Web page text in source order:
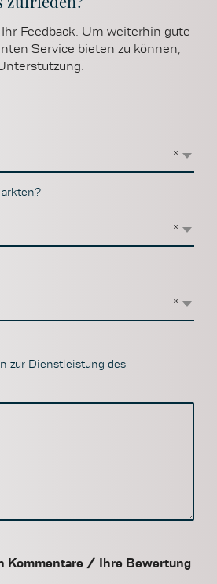
Feedback. Um weiterhin gute
Service bieten zu können,
×
×
×
zur Dienstleistung des
Kommentare / Ihre Bewertung